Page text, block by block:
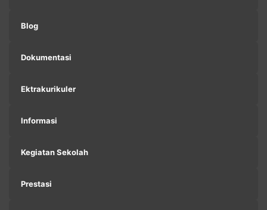
Blog
Dokumentasi
Ektrakurikuler
Informasi
Kegiatan Sekolah
Prestasi